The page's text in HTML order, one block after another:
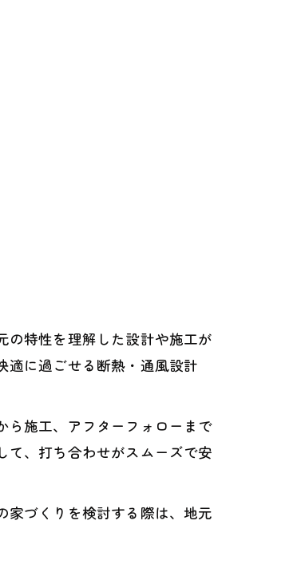
の特性を理解した設計や施工が
適に過ごせる断熱・通風設計
ら施工、アフターフォローまで
て、打ち合わせがスムーズで安
家づくりを検討する際は、地元